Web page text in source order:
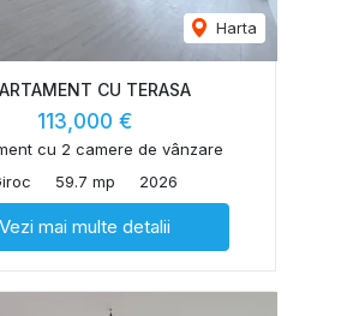
Harta
CU TERASA
113,000 €
cu 2 camere de vânzare
59.7 mp 2026
Vezi mai multe detalii